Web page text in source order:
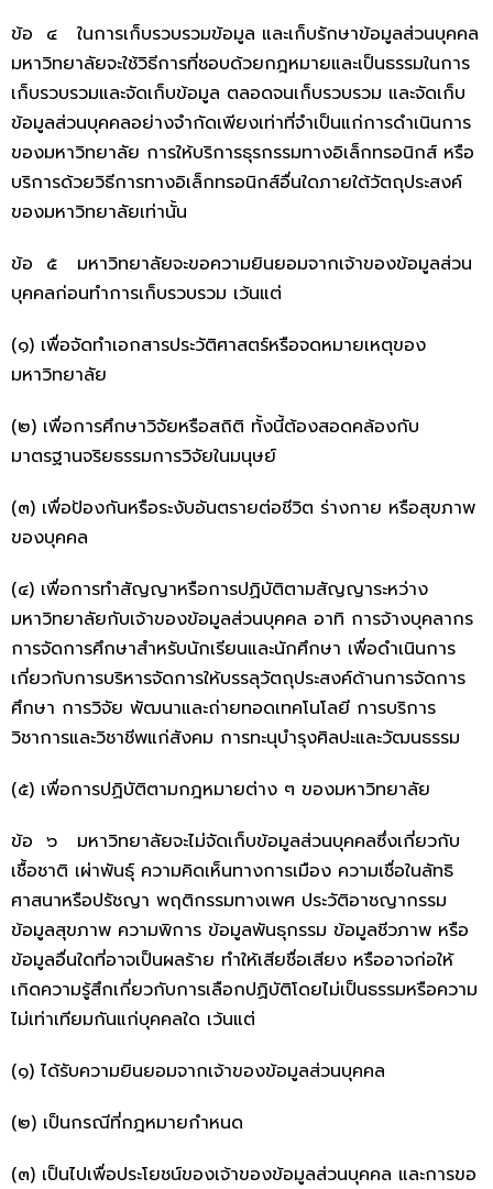
ข้อ ๔ ในการเก็บรวบรวมข้อมูล และเก็บรักษาข้อมูลส่วนบุคคล
มหาวิทยาลัยจะใช้วิธีการที่ชอบด้วยกฎหมายและเป็นธรรมในการ
เก็บรวบรวมและจัดเก็บข้อมูล ตลอดจนเก็บรวบรวม และจัดเก็บ
ข้อมูลส่วนบุคคลอย่างจำกัดเพียงเท่าที่จำเป็นแก่การดำเนินการ
ของมหาวิทยาลัย การให้บริการธุรกรรมทางอิเล็กทรอนิกส์ หรือ
บริการด้วยวิธีการทางอิเล็กทรอนิกส์อื่นใดภายใต้วัตถุประสงค์
ของมหาวิทยาลัยเท่านั้น
ข้อ ๕ มหาวิทยาลัยจะขอความยินยอมจากเจ้าของข้อมูลส่วน
บุคคลก่อนทำการเก็บรวบรวม เว้นแต่
(๑) เพื่อจัดทำเอกสารประวัติศาสตร์หรือจดหมายเหตุของ
มหาวิทยาลัย
(๒) เพื่อการศึกษาวิจัยหรือสถิติ ทั้งนี้ต้องสอดคล้องกับ
มาตรฐานจริยธรรมการวิจัยในมนุษย์
(๓) เพื่อป้องกันหรือระงับอันตรายต่อชีวิต ร่างกาย หรือสุขภาพ
ของบุคคล
(๔) เพื่อการทำสัญญาหรือการปฏิบัติตามสัญญาระหว่าง
มหาวิทยาลัยกับเจ้าของข้อมูลส่วนบุคคล อาทิ การจ้างบุคลากร
การจัดการศึกษาสำหรับนักเรียนและนักศึกษา เพื่อดำเนินการ
เกี่ยวกับการบริหารจัดการให้บรรลุวัตถุประสงค์ด้านการจัดการ
ศึกษา การวิจัย พัฒนาและถ่ายทอดเทคโนโลยี การบริการ
วิชาการและวิชาชีพแก่สังคม การทะนุบำรุงศิลปะและวัฒนธรรม
(๕) เพื่อการปฏิบัติตามกฎหมายต่าง ๆ ของมหาวิทยาลัย
ข้อ ๖ มหาวิทยาลัยจะไม่จัดเก็บข้อมูลส่วนบุคคลซึ่งเกี่ยวกับ
เชื้อชาติ เผ่าพันธุ์ ความคิดเห็นทางการเมือง ความเชื่อในลัทธิ
ศาสนาหรือปรัชญา พฤติกรรมทางเพศ ประวัติอาชญากรรม
ข้อมูลสุขภาพ ความพิการ ข้อมูลพันธุกรรม ข้อมูลชีวภาพ หรือ
ข้อมูลอื่นใดที่อาจเป็นผลร้าย ทำให้เสียชื่อเสียง หรืออาจก่อให้
เกิดความรู้สึกเกี่ยวกับการเลือกปฏิบัติโดยไม่เป็นธรรมหรือความ
ไม่เท่าเทียมกันแก่บุคคลใด เว้นแต่
(๑) ได้รับความยินยอมจากเจ้าของข้อมูลส่วนบุคคล
(๒) เป็นกรณีที่กฎหมายกำหนด
(๓) เป็นไปเพื่อประโยชน์ของเจ้าของข้อมูลส่วนบุคคล และการขอ